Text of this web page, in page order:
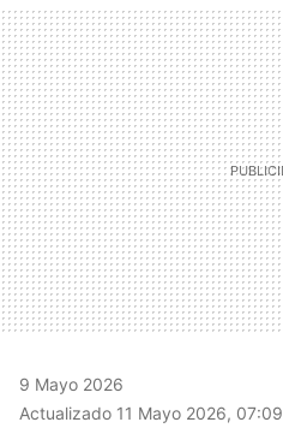
9 Mayo 2026
Actualizado 11 Mayo 2026, 07:09